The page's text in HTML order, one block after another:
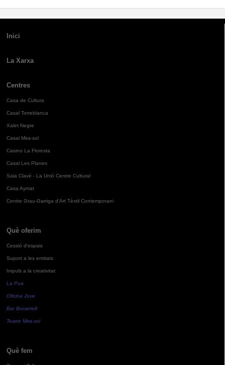
Inici
La Xarxa
Centres
Casa de Cultura
Casal Torreblanca
Xalet Negre
Casal Mira-sol
Casino La Floresta
Casal Les Planes
Sala Clavé - La Unió Centre Cultural
Casa Aymat
Centre Grau-Garriga d'Art Tèxtil Contemporani
Què oferim
Cessió d'espais
Suport a les entitats
Impuls a la creativitat
La Pua
Oficina Jove
Bar Bocamoll
Teatre Mira-sol
Què fem